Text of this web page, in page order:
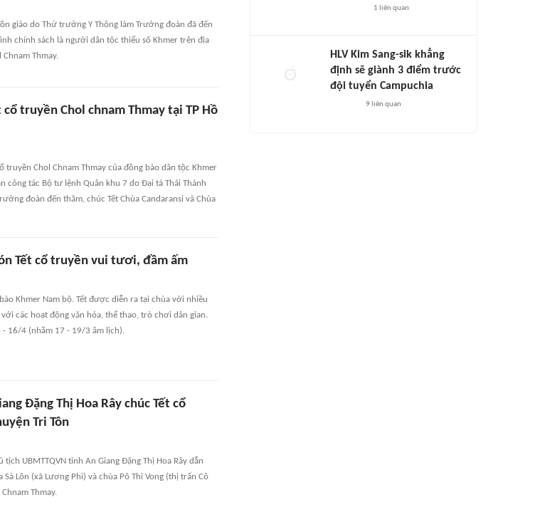
giáo do Thứ trưởng Y Thông làm Trưởng đoàn đã đến
chính sách là người dân tộc thiểu số Khmer trên địa
Thmay.
truyền Chol chnam Thmay tại TP Hồ
Chol Chnam Thmay của đồng bào dân tộc Khmer
công tác Bộ tư lệnh Quân khu 7 do Đại tá Thái Thành
đoàn đến thăm, chúc Tết Chùa Candaransi và Chùa
Tết cổ truyền vui tươi, đầm ấm
Khmer Nam bộ. Tết được diễn ra tại chùa với nhiều
các hoạt động văn hóa, thể thao, trò chơi dân gian.
- 16/4 (nhằm 17 - 19/3 âm lịch).
Đặng Thị Hoa Rây chúc Tết cổ
Tri Tôn
UBMTTQVN tỉnh An Giang Đặng Thị Hoa Rây dẫn
Lôn (xã Lương Phi) và chùa Pô Thi Vong (thị trấn Cô
Thmay.
1 liên quan
HLV Kim Sang-sik khẳng
định sẽ giành 3 điểm trước
đội tuyển Campuchia
9 liên quan